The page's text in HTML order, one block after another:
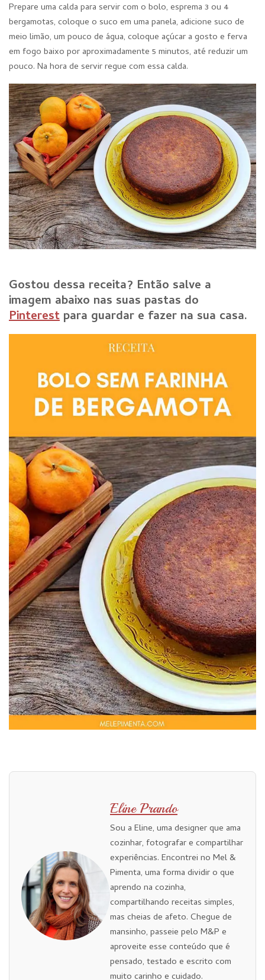
Prepare uma calda para servir com o bolo, esprema 3 ou 4
bergamotas, coloque o suco em uma panela, adicione suco de
meio limão, um pouco de água, coloque açúcar a gosto e ferva
em fogo baixo por aproximadamente 5 minutos, até reduzir um
pouco. Na hora de servir regue com essa calda.
Gostou dessa receita? Então salve a
imagem abaixo nas suas pastas do
Pinterest para guardar e fazer na sua casa.
Eline Prando
Sou a Eline, uma designer que ama
cozinhar, fotografar e compartilhar
experiências. Encontrei no Mel &
Pimenta, uma forma dividir o que
aprendo na cozinha,
compartilhando receitas simples,
mas cheias de afeto. Chegue de
mansinho, passeie pelo M&P e
aproveite esse conteúdo que é
pensado, testado e escrito com
muito carinho e cuidado.